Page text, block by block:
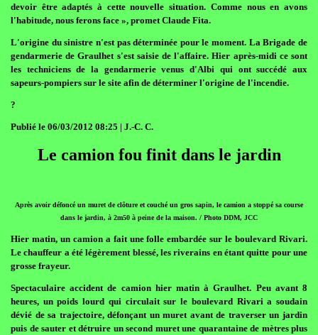
devoir être adaptés à cette nouvelle situation. Comme nous en avons
l'habitude, nous ferons face », promet Claude Fita.
L'origine du sinistre n'est pas déterminée pour le moment. La Brigade de
gendarmerie de Graulhet s'est saisie de l'affaire. Hier après-midi ce sont
les techniciens de la gendarmerie venus d'Albi qui ont succédé aux
sapeurs-pompiers sur le site afin de déterminer l'origine de l'incendie.
?
Publié le 06/03/2012 08:25 | J.-C. C.
Le camion fou finit dans le jardin
Après avoir défoncé un muret de clôture et couché un gros sapin, le camion a stoppé sa course
dans le jardin, à 2m50 à peine de la maison. / Photo DDM, JCC
Hier matin, un camion a fait une folle embardée sur le boulevard Rivari.
Le chauffeur a été légèrement blessé, les riverains en étant quitte pour une
grosse frayeur.
Spectaculaire accident de camion hier matin à Graulhet. Peu avant 8
heures, un poids lourd qui circulait sur le boulevard Rivari a soudain
dévié de sa trajectoire, défonçant un muret avant de traverser un jardin
puis de sauter et détruire un second muret une quarantaine de mètres plus